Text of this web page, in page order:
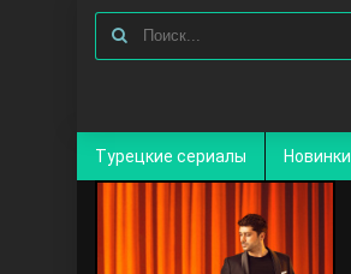
Турецкие сериалы Новинки